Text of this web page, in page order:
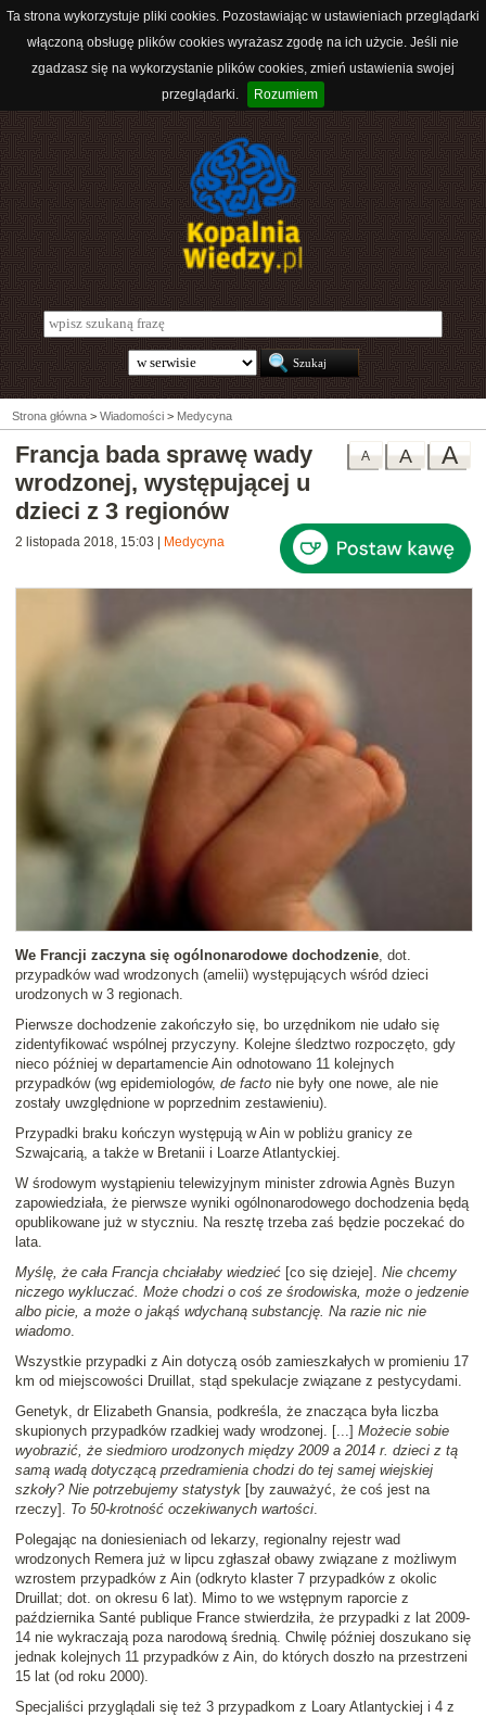
Ta strona wykorzystuje pliki cookies. Pozostawiając w ustawieniach przeglądarki
włączoną obsługę plików cookies wyrażasz zgodę na ich użycie. Jeśli nie
zgadzasz się na wykorzystanie plików cookies, zmień ustawienia swojej
przeglądarki.
Rozumiem
Strona główna > Wiadomości > Medycyna
A
A
A
Francja bada sprawę wady
wrodzonej, występującej u
dzieci z 3 regionów
2 listopada 2018, 15:03 Medycyna
We Francji zaczyna się ogólnonarodowe dochodzenie, dot.
przypadków wad wrodzonych (amelii) występujących wśród dzieci
urodzonych w 3 regionach.
Pierwsze dochodzenie zakończyło się, bo urzędnikom nie udało się
zidentyfikować wspólnej przyczyny. Kolejne śledztwo rozpoczęto, gdy
nieco później w departamencie Ain odnotowano 11 kolejnych
przypadków (wg epidemiologów, de facto nie były one nowe, ale nie
zostały uwzględnione w poprzednim zestawieniu).
Przypadki braku kończyn występują w Ain w pobliżu granicy ze
Szwajcarią, a także w Bretanii i Loarze Atlantyckiej.
W środowym wystąpieniu telewizyjnym minister zdrowia Agnès Buzyn
zapowiedziała, że pierwsze wyniki ogólnonarodowego dochodzenia będą
opublikowane już w styczniu. Na resztę trzeba zaś będzie poczekać do
lata.
Myślę, że cała Francja chciałaby wiedzieć [co się dzieje]. Nie chcemy
niczego wykluczać. Może chodzi o coś ze środowiska, może o jedzenie
albo picie, a może o jakąś wdychaną substancję. Na razie nic nie
wiadomo.
Wszystkie przypadki z Ain dotyczą osób zamieszkałych w promieniu 17
km od miejscowości Druillat, stąd spekulacje związane z pestycydami.
Genetyk, dr Elizabeth Gnansia, podkreśla, że znacząca była liczba
skupionych przypadków rzadkiej wady wrodzonej. [...] Możecie sobie
wyobrazić, że siedmioro urodzonych między 2009 a 2014 r. dzieci z tą
samą wadą dotyczącą przedramienia chodzi do tej samej wiejskiej
szkoły? Nie potrzebujemy statystyk [by zauważyć, że coś jest na
rzeczy]. To 50-krotność oczekiwanych wartości.
Polegając na doniesieniach od lekarzy, regionalny rejestr wad
wrodzonych Remera już w lipcu zgłaszał obawy związane z możliwym
wzrostem przypadków z Ain (odkryto klaster 7 przypadków z okolic
Druillat; dot. on okresu 6 lat). Mimo to we wstępnym raporcie z
października Santé publique France stwierdziła, że przypadki z lat 2009-
14 nie wykraczają poza narodową średnią. Chwilę później doszukano się
jednak kolejnych 11 przypadków z Ain, do których doszło na przestrzeni
15 lat (od roku 2000).
Specjaliści przyglądali się też 3 przypadkom z Loary Atlantyckiej i 4 z